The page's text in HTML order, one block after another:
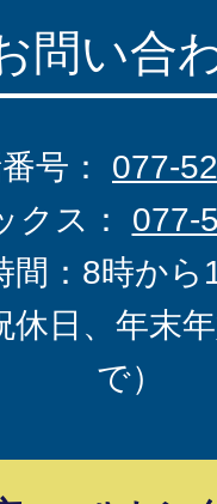
問い合
号： 077-
クス： 077-
間：8時から
休日、年末
で）